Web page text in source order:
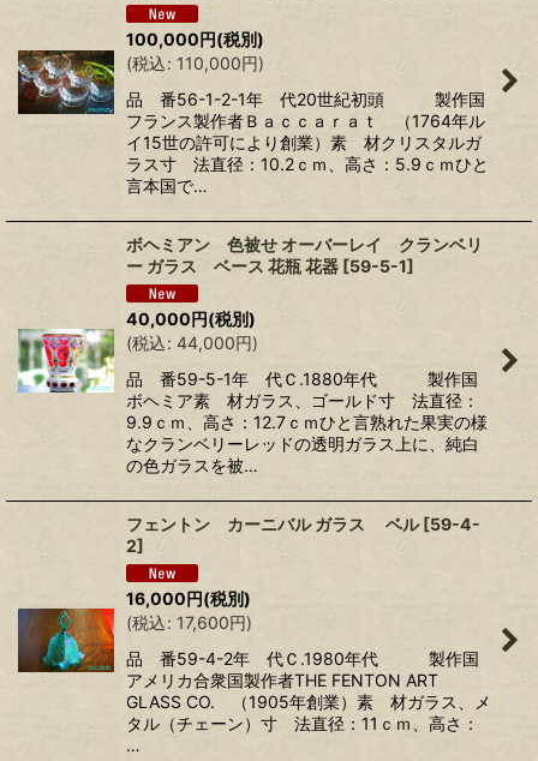
100,000円(税別)
(税込: 110,000円)
品 番56-1-2-1年 代20世紀初頭 製作国
フランス製作者Ｂａｃｃａｒａｔ （1764年ル
イ15世の許可により創業）素 材クリスタルガ
ラス寸 法直径：10.2ｃｍ、高さ：5.9ｃｍひと
言本国で…
ボヘミアン 色被せ オーバーレイ クランベリ
ー ガラス ベース 花瓶 花器 [59-5-1]
40,000円(税別)
(税込: 44,000円)
品 番59-5-1年 代Ｃ.1880年代 製作国
ボヘミア素 材ガラス、ゴールド寸 法直径：
9.9ｃｍ、高さ：12.7ｃｍひと言熟れた果実の様
なクランベリーレッドの透明ガラス上に、純白
の色ガラスを被…
フェントン カーニバル ガラス ベル [59-4-
2]
16,000円(税別)
(税込: 17,600円)
品 番59-4-2年 代Ｃ.1980年代 製作国
アメリカ合衆国製作者THE FENTON ART
GLASS CO. （1905年創業）素 材ガラス、メ
タル（チェーン）寸 法直径：11ｃｍ、高さ：
…